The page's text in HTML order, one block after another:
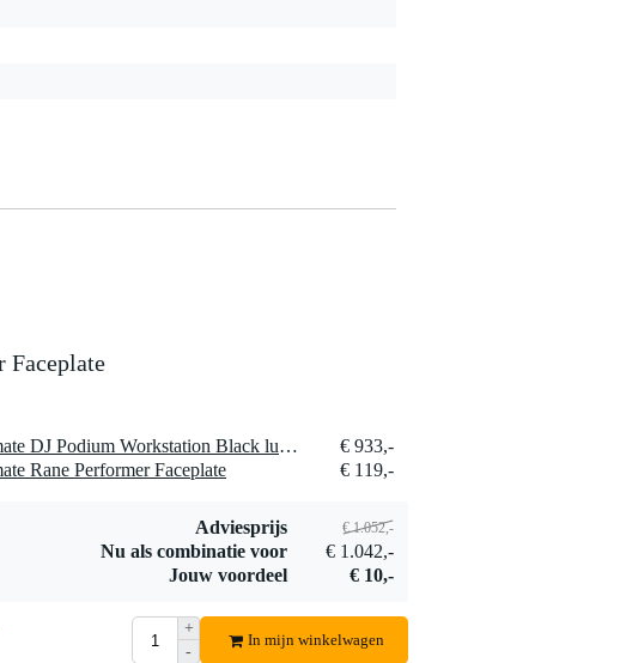
Faceplate
1 x UDG Ultimate DJ Podium Workstation Black luxe inklapbare DJ-desk
€ 933,-
Rane Performer Faceplate
€ 119,-
Adviesprijs € 1.052,-
Nu als combinatie voor
€ 1.042,-
Jouw voordeel
€ 10,-
+
-
In mijn winkelwagen